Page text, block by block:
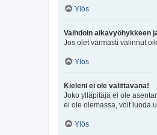
Ylös
Vaihdoin aikavyöhykkeen
Jos olet varmasti valinnut
Ylös
Kieleni ei ole valittavana!
Joko ylläpitäjä ei ole
ei ole olemassa, voit luoda
Ylös